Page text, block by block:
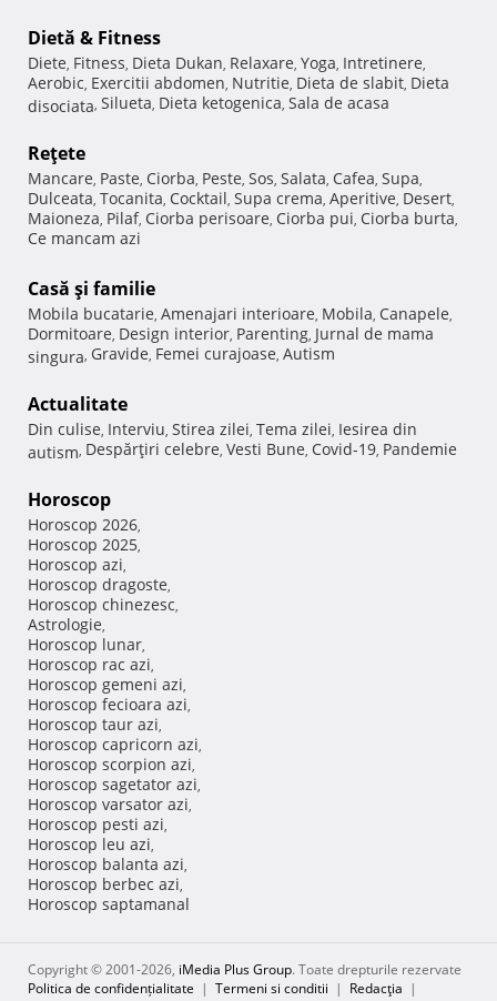
Dietă & Fitness
Diete, Fitness, Dieta Dukan, Relaxare, Yoga, Intretinere,
Aerobic, Exercitii abdomen, Nutritie, Dieta de slabit, Dieta
disociata, Silueta, Dieta ketogenica, Sala de acasa
Reţete
Mancare, Paste, Ciorba, Peste, Sos, Salata, Cafea, Supa,
Dulceata, Tocanita, Cocktail, Supa crema, Aperitive, Desert,
Maioneza, Pilaf, Ciorba perisoare, Ciorba pui, Ciorba burta,
Ce mancam azi
Casă şi familie
Mobila bucatarie, Amenajari interioare, Mobila, Canapele,
Dormitoare, Design interior, Parenting, Jurnal de mama
singura, Gravide, Femei curajoase, Autism
Actualitate
Din culise, Interviu, Stirea zilei, Tema zilei, Iesirea din
autism, Despărţiri celebre, Vesti Bune, Covid-19, Pandemie
Horoscop
Horoscop 2026,
Horoscop 2025,
Horoscop azi,
Horoscop dragoste,
Horoscop chinezesc,
Astrologie,
Horoscop lunar,
Horoscop rac azi,
Horoscop gemeni azi,
Horoscop fecioara azi,
Horoscop taur azi,
Horoscop capricorn azi,
Horoscop scorpion azi,
Horoscop sagetator azi,
Horoscop varsator azi,
Horoscop pesti azi,
Horoscop leu azi,
Horoscop balanta azi,
Horoscop berbec azi,
Horoscop saptamanal
Copyright © 2001-2026, iMedia Plus Group. Toate drepturile rezervate
Politica de confidențialitate | Termeni si conditii | Redacţia |